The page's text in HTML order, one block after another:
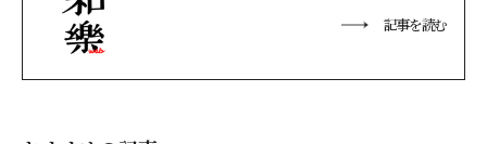
記事を読む